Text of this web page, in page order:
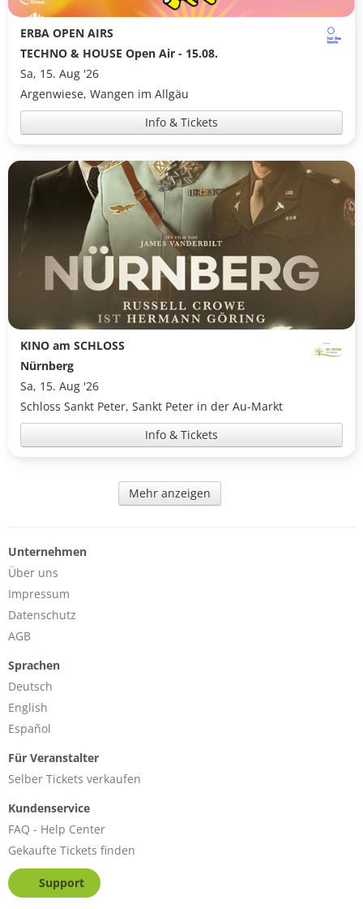
ERBA OPEN AIRS
TECHNO & HOUSE Open Air - 15.08.
Sa, 15. Aug '26
Argenwiese, Wangen im Allgäu
Info & Tickets
KINO am SCHLOSS
Nürnberg
Sa, 15. Aug '26
Schloss Sankt Peter, Sankt Peter in der Au-Markt
Info & Tickets
Mehr anzeigen
Unternehmen
Über uns
Impressum
Datenschutz
AGB
Sprachen
Deutsch
English
Español
Für Veranstalter
Selber Tickets verkaufen
Kundenservice
FAQ - Help Center
Gekaufte Tickets finden
Support